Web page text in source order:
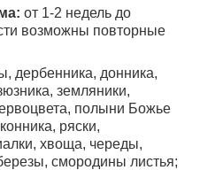
от 1-2 недель до
возможны повторные
дербенника, донника,
земляники,
полыни Божье
ряски,
хвоща, череды,
смородины листья;